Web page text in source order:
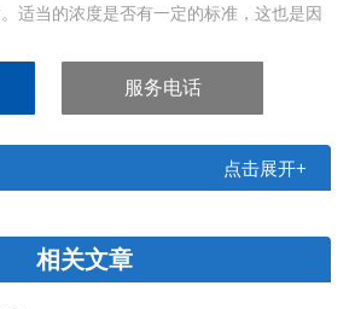
适当的浓度是否有一定的标准，这也是因
冲泡150毫升的开水。即茶叶和水的比例为
服务电话
点击展开+
相关文章